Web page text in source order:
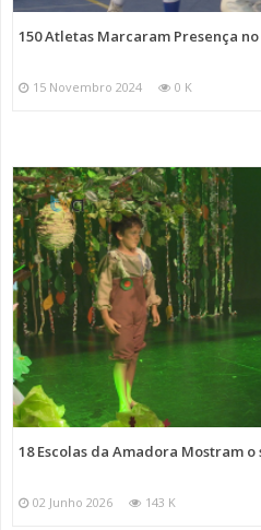
150 Atletas Marcaram Presença no
15 Novembro 2024 0 K
18 Escolas da Amadora Mostram
02 Junho 2026 143 K